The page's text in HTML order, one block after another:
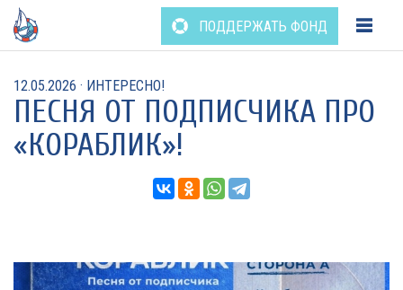
Перейти
содержанию
ПОДДЕРЖАТЬ ФОНД
12.05.2026 · ИНТЕРЕСНО!
ПЕСНЯ ОТ ПОДПИСЧИКА ПРО
«КОРАБЛИК»!